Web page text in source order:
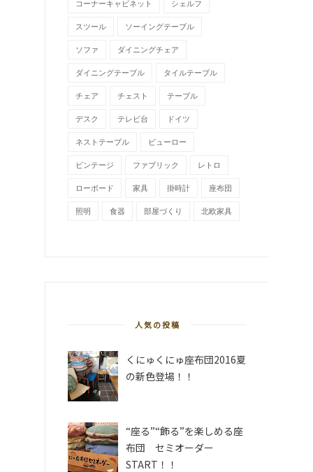
コーナーキャビネット シェルフ
スツール ソーイングテーブル
ソファ ダイニングチェア
ダイニングテーブル タイルテーブル
チェア チェスト テーブル
デスク テレビ台 ドイツ
ネストテーブル ビューロー
ビンテージ ファブリック レトロ
ローボード 家具 掛時計 座布団
照明 食器 部屋づくり 北欧家具
人気の投稿
くにゅくにゅ座布団2016夏
の新色登場！！
“座る”“飾る”を楽しめる座
布団 セミオーダー
START！！